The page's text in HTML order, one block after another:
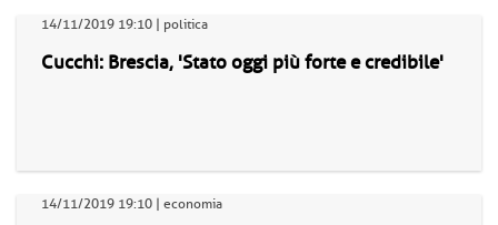
14/11/2019 19:10 | politica
Cucchi: Brescia, 'Stato oggi più forte e credibile'
14/11/2019 19:10 | economia